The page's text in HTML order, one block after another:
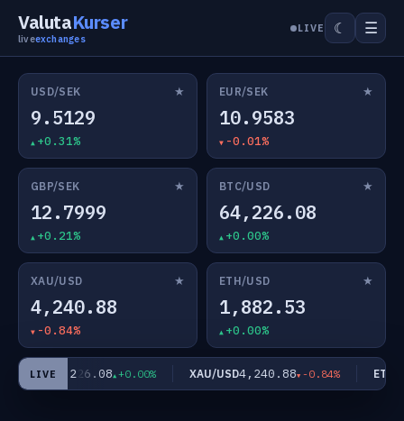
ValutaKurser
liveexchanges
LIVE ☾ ☰
USD/SEK ★
9.5129
+0.31%
EUR/SEK ★
10.9583
-0.01%
GBP/SEK ★
12.7999
+0.21%
BTC/USD ★
64,226.08
+0.00%
XAU/USD ★
4,240.88
-0.84%
ETH/USD ★
1,882.53
+0.00%
LIVE
USD64,226.08 +0.00% XAU/USD4,240.88 -0.84% ETH/